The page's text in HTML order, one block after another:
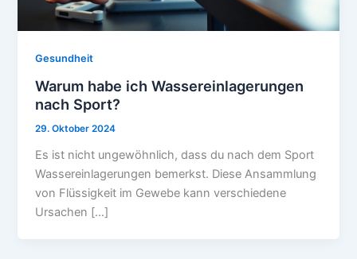
Gesundheit
Warum habe ich Wassereinlagerungen
nach Sport?
29. Oktober 2024
Es ist nicht ungewöhnlich, dass du nach dem Sport
Wassereinlagerungen bemerkst. Diese Ansammlung
von Flüssigkeit im Gewebe kann verschiedene
Ursachen […]